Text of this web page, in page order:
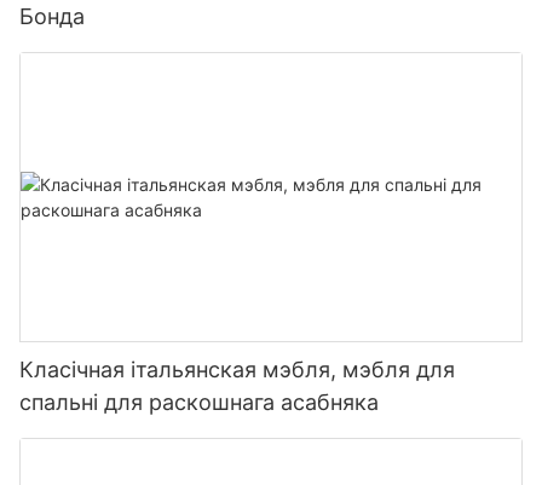
Бонда
Класічная італьянская мэбля, мэбля для
спальні для раскошнага асабняка